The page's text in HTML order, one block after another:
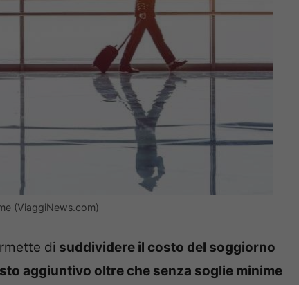
(ViaggiNews.com)
di suddividere il costo del soggiorno
aggiuntivo oltre che senza soglie minime